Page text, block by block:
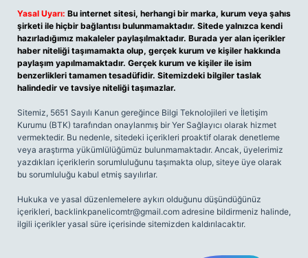
Yasal Uyarı: Bu internet sitesi, herhangi bir marka, kurum veya şahıs
şirketi ile hiçbir bağlantısı bulunmamaktadır. Sitede yalnızca kendi
hazırladığımız makaleler paylaşılmaktadır. Burada yer alan içerikler
haber niteliği taşımamakta olup, gerçek kurum ve kişiler hakkında
paylaşım yapılmamaktadır. Gerçek kurum ve kişiler ile isim
benzerlikleri tamamen tesadüfidir. Sitemizdeki bilgiler taslak
halindedir ve tavsiye niteliği taşımazlar.
Sitemiz, 5651 Sayılı Kanun gereğince Bilgi Teknolojileri ve İletişim
Kurumu (BTK) tarafından onaylanmış bir Yer Sağlayıcı olarak hizmet
vermektedir. Bu nedenle, sitedeki içerikleri proaktif olarak denetleme
veya araştırma yükümlülüğümüz bulunmamaktadır. Ancak, üyelerimiz
yazdıkları içeriklerin sorumluluğunu taşımakta olup, siteye üye olarak
bu sorumluluğu kabul etmiş sayılırlar.
Hukuka ve yasal düzenlemelere aykırı olduğunu düşündüğünüz
içerikleri, backlinkpanelicomtr@gmail.com adresine bildirmeniz halinde,
ilgili içerikler yasal süre içerisinde sitemizden kaldırılacaktır.